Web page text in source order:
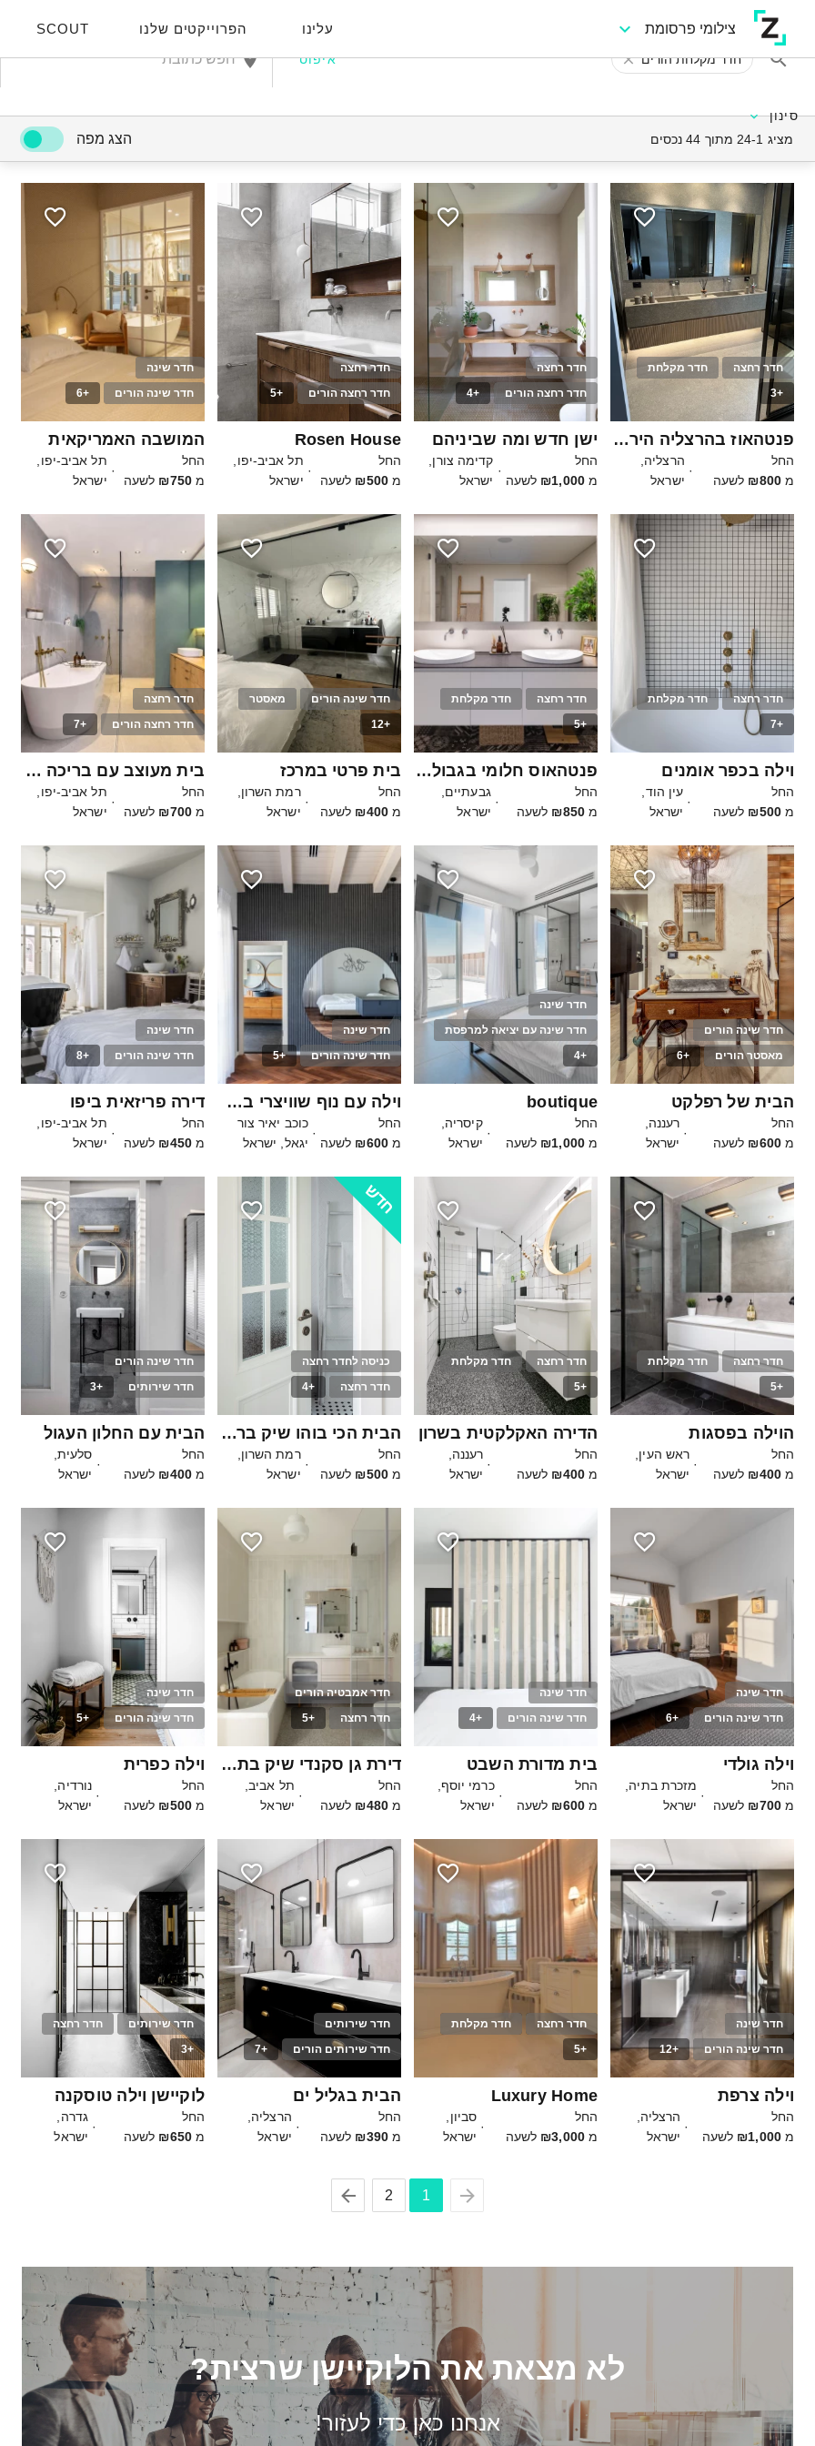
צילומי פרסומת עלינו הפרוייקטים שלנו SCOUT
חדר מקלחת הורים איפוס
סינון
מציג 24-1 מתוך 44 נכסים
הצג מפה
חדר רחצה
חדר מקלחת
+3
פנטהאוז בהרצליה הירוקה
החל
מ ₪800 לשעה
·
הרצליה,
ישראל
חדר רחצה
חדר רחצה הורים
+4
10
ישן חדש ומה שביניהם
החל
מ ₪1,000 לשעה
·
קדימה צורן,
ישראל
חדר רחצה
חדר רחצה הורים
+5
20
Rosen House
החל
מ ₪500 לשעה
·
תל אביב-יפו,
ישראל
חדר שינה
חדר שינה הורים
+6
10
המושבה האמריקאית
החל
מ ₪750 לשעה
·
תל אביב-יפו,
ישראל
חדר רחצה
חדר מקלחת
+7
וילה בכפר אומנים
החל
מ ₪500 לשעה
·
עין הוד,
ישראל
חדר רחצה
חדר מקלחת
+5
20
פנטהאוס חלומי בגבול גבעתיים תא
החל
מ ₪850 לשעה
·
גבעתיים,
ישראל
חדר שינה הורים
מאסטר
+12
בית פרטי במרכז
החל
מ ₪400 לשעה
·
רמת השרון,
ישראל
חדר רחצה
חדר רחצה הורים
+7
בית מעוצב עם בריכה וגינה ענקית
החל
מ ₪700 לשעה
·
תל אביב-יפו,
ישראל
חדר שינה הורים
מאסטר הורים
+6
20
הבית של רפלקט
החל
מ ₪600 לשעה
·
רעננה,
ישראל
חדר שינה
חדר שינה עם יציאה למרפסת
+4
20
boutique
החל
מ ₪1,000 לשעה
·
קיסריה,
ישראל
חדר שינה
חדר שינה הורים
+5
20
וילה עם נוף שוויצרי במרכז הארץ
החל
מ ₪600 לשעה
·
כוכב יאיר צור
יגאל, ישראל
חדר שינה
חדר שינה הורים
+8
40
דירה פריזאית ביפו
החל
מ ₪450 לשעה
·
תל אביב-יפו,
ישראל
חדר רחצה
חדר מקלחת
+5
75
הוילה בפסגות
החל
מ ₪400 לשעה
·
ראש העין,
ישראל
חדר רחצה
חדר מקלחת
+5
10
הדירה האקלקטית בשרון
החל
מ ₪400 לשעה
·
רעננה,
ישראל
כניסה לחדר רחצה
חדר רחצה
+4
חדש
20
הבית הכי בוהו שיק ברמת השרון
החל
מ ₪500 לשעה
·
רמת השרון,
ישראל
חדר שינה הורים
חדר שירותים
+3
25
הבית עם החלון העגול
החל
מ ₪400 לשעה
·
סלעית,
ישראל
חדר שינה
חדר שינה הורים
+6
25
וילה גולדי
החל
מ ₪700 לשעה
·
מזכרת בתיה,
ישראל
חדר שינה
חדר שינה הורים
+4
15
בית מדורת השבט
החל
מ ₪600 לשעה
·
כרמי יוסף,
ישראל
חדר אמבטיה הורים
חדר רחצה
+5
15
דירת גן סקנדי שיק בתל אביב השקטה
החל
מ ₪480 לשעה
·
תל אביב,
ישראל
חדר שינה
חדר שינה הורים
+5
15
וילה כפרית
החל
מ ₪500 לשעה
·
נורדיה,
ישראל
חדר שינה
חדר שינה הורים
+12
14
וילה צרפת
החל
מ ₪1,000 לשעה
·
הרצליה,
ישראל
חדר רחצה
חדר מקלחת
+5
Luxury Home
החל
מ ₪3,000 לשעה
·
סביון,
ישראל
חדר שירותים
חדר שירותים הורים
+7
30
הבית בגליל ים
החל
מ ₪390 לשעה
·
הרצליה,
ישראל
חדר שירותים
חדר רחצה
+3
20
לוקיישן וילה טוסקנה
החל
מ ₪650 לשעה
·
גדרה,
ישראל
1
2
לא מצאת את הלוקיישן שרצית?
אנחנו כאן כדי לעזור!